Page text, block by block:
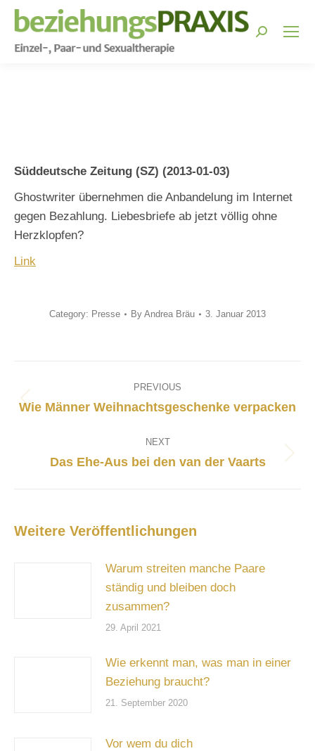
Search:
Süddeutsche Zeitung (SZ) (2013-01-03)
Ghostwriter übernehmen die Anbandelung im Internet
gegen Bezahlung. Liebesbriefe ab jetzt völlig ohne
Herzklopfen?
Link
Category: Presse By Andrea Bräu 3. Januar 2013
navigation
PREVIOUS
Previous
Wie Männer Weihnachtsgeschenke verpacken
NEXT
Next
Das Ehe-Aus bei den van der Vaarts
Weitere Veröffentlichungen
Warum streiten manche Paare
ständig und bleiben doch
zusammen?
29. April 2021
Wie erkennt man, was man in einer
Beziehung braucht?
21. September 2020
Vor wem du dich